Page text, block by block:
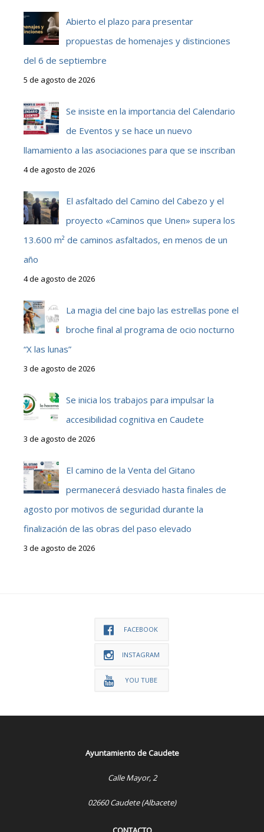
Abierto el plazo para presentar
propuestas de homenajes y distinciones
del 6 de septiembre
5 de agosto de 2026
Se insiste en la importancia del Calendario
de Eventos y se hace un nuevo
llamamiento a las asociaciones para que se inscriban
4 de agosto de 2026
El asfaltado del Camino del Cabezo y el
proyecto «Caminos que Unen» supera los
13.600 m² de caminos asfaltados, en menos de un
año
4 de agosto de 2026
La magia del cine bajo las estrellas pone el
broche final al programa de ocio nocturno
“X las lunas”
3 de agosto de 2026
Se inicia los trabajos para impulsar la
accesibilidad cognitiva en Caudete
3 de agosto de 2026
El camino de la Venta del Gitano
permanecerá desviado hasta finales de
agosto por motivos de seguridad durante la
finalización de las obras del paso elevado
3 de agosto de 2026
FACEBOOK
INSTAGRAM
YOU TUBE
Ayuntamiento de Caudete
Calle Mayor, 2
02660 Caudete (Albacete)